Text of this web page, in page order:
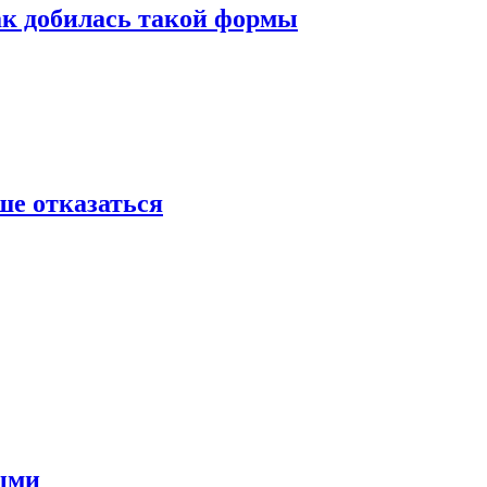
добилась такой формы
отказаться